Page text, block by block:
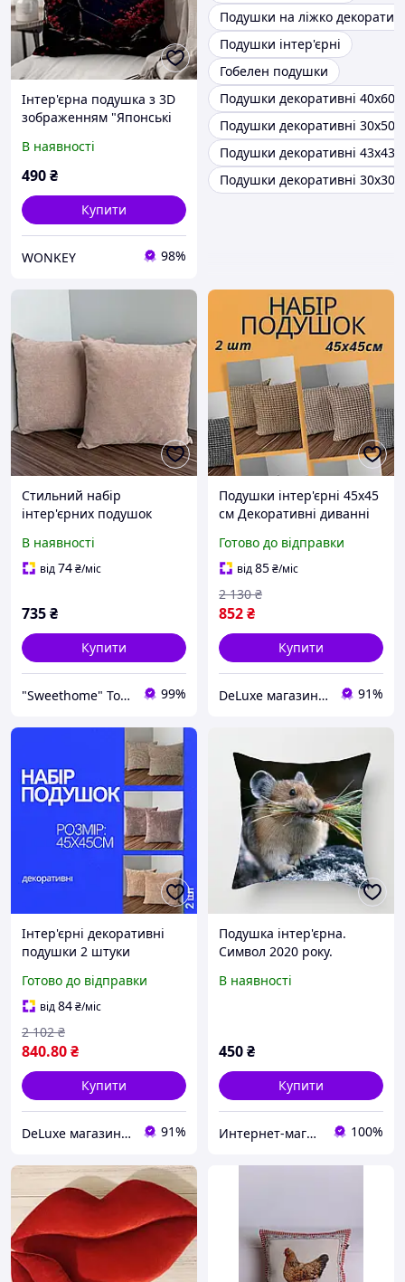
Інтер'єрна подушка з 3D
зображенням "Японські
1329345UA
В наявності
490₴
Купити
WONKEY 98%
Подушки на ліжко
Подушки інтер'єрні
Гобелен подушки
Подушки декоративні 40x60
Подушки декоративні 30х50
Подушки декоративні 43х43
Подушки декоративні 30x30
Стильний набір
інтер'єрних подушок
2 шт. 45×45 см, шеніл,
наповнювач синтепон.
В наявності
від74₴/міс
735₴
Купити
"Sweethome" Товари для дому 99%
Подушки інтер'єрні 45х45
см Декоративні диванні
подушки м'які Подушка
стандартна
Готово до відправки
від85₴/міс
852₴
2 130 ₴
Купити
DeLuxe магазин текстилю 91%
Інтер'єрні декоративні
подушки 2 штуки
см Зручна подушка
Подушки для дивана
Готово до відправки
від84₴/міс
840.80₴
2 102 ₴
Купити
DeLuxe магазин текстилю 91%
Подушка інтер'єрна.
Символ 2020 року.
наволочка 45Х45
В наявності
450₴
Купити
Интернет-магазин Паула 100%